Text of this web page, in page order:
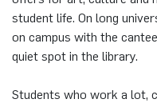
student life. On long
on campus with the
quiet spot in the library.
Students who work a lot,